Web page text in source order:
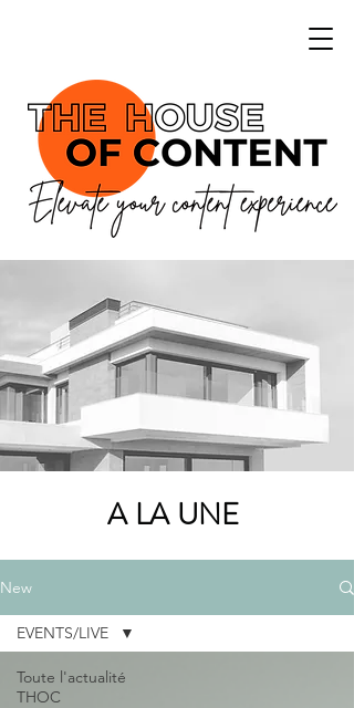
A LA UNE
New
Toute l'actualité
THOC
EVENTS/LIVE